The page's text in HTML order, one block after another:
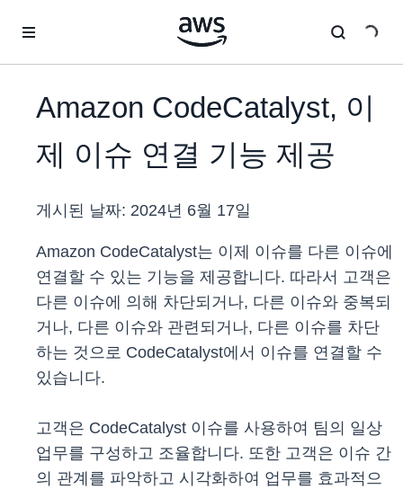
Amazon CodeCatalyst, 이
제 이슈 연결 기능 제공
게시된 날짜: 2024년 6월 17일
Amazon CodeCatalyst는 이제 이슈를 다른 이슈에
연결할 수 있는 기능을 제공합니다. 따라서 고객은
다른 이슈에 의해 차단되거나, 다른 이슈와 중복되
거나, 다른 이슈와 관련되거나, 다른 이슈를 차단
하는 것으로 CodeCatalyst에서 이슈를 연결할 수
있습니다.
고객은 CodeCatalyst 이슈를 사용하여 팀의 일상
업무를 구성하고 조율합니다. 또한 고객은 이슈 간
의 관계를 파악하고 시각화하여 업무를 효과적으